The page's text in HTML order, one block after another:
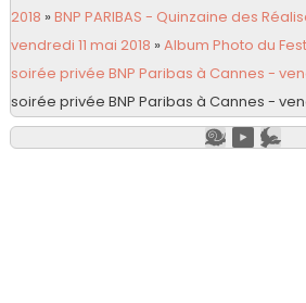
2018 »BNP PARIBAS - Quinzaine des
vendredi 11 mai 2018 »Album Photo du
soirée privée BNP Paribas à Cannes -
soirée privée BNP Paribas à Cannes -